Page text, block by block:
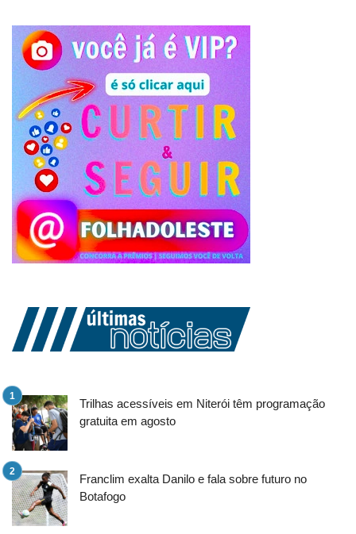
Trilhas acessíveis em Niterói têm programação
gratuita em agosto
Franclim exalta Danilo e fala sobre futuro no
Botafogo